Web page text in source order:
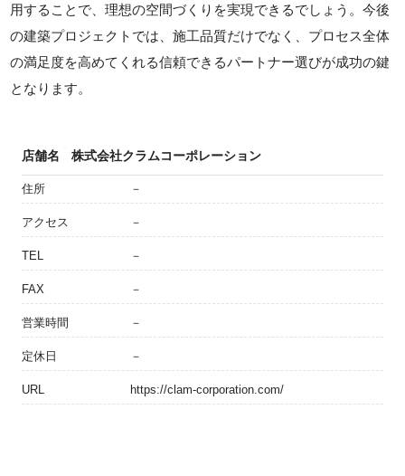
用することで、理想の空間づくりを実現できるでしょう。今後
の建築プロジェクトでは、施工品質だけでなく、プロセス全体
の満足度を高めてくれる信頼できるパートナー選びが成功の鍵
となります。
店舗名 株式会社クラムコーポレーション
住所 －
アクセス －
TEL －
FAX －
営業時間 －
定休日 －
URL https://clam-corporation.com/